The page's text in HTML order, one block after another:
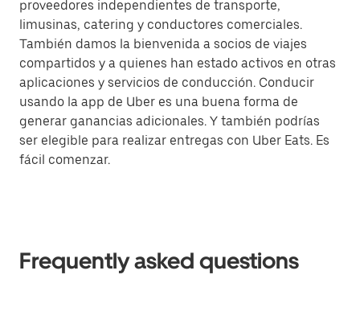
proveedores independientes de transporte,
limusinas, catering y conductores comerciales.
También damos la bienvenida a socios de viajes
compartidos y a quienes han estado activos en otras
aplicaciones y servicios de conducción. Conducir
usando la app de Uber es una buena forma de
generar ganancias adicionales. Y también podrías
ser elegible para realizar entregas con Uber Eats. Es
fácil comenzar.
Frequently asked questions